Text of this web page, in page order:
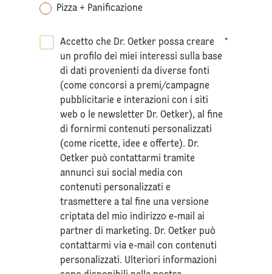
Pizza + Panificazione
Accetto che Dr. Oetker possa creare
un profilo dei miei interessi sulla base
di dati provenienti da diverse fonti
(come concorsi a premi/campagne
pubblicitarie e interazioni con i siti
web o le newsletter Dr. Oetker), al fine
di fornirmi contenuti personalizzati
(come ricette, idee e offerte). Dr.
Oetker può contattarmi tramite
annunci sui social media con
contenuti personalizzati e
trasmettere a tal fine una versione
criptata del mio indirizzo e-mail ai
partner di marketing. Dr. Oetker può
contattarmi via e-mail con contenuti
personalizzati. Ulteriori informazioni
*